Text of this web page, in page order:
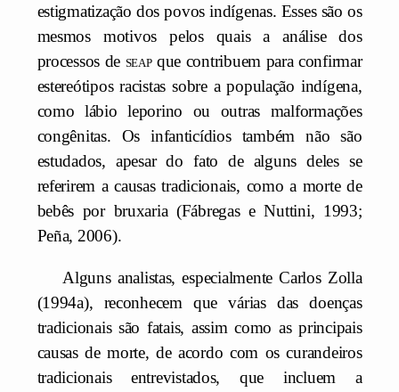
estigmatização dos povos indígenas. Esses são os
mesmos motivos pelos quais a análise dos
processos de seapque contribuem para confirmar
estereótipos racistas sobre a população indígena,
como lábio leporino ou outras malformações
congênitas. Os infanticídios também não são
estudados, apesar do fato de alguns deles se
referirem a causas tradicionais, como a morte de
bebês por bruxaria (Fábregas e Nuttini, 1993;
Peña, 2006).
Alguns analistas, especialmente Carlos Zolla
(1994a), reconhecem que várias das doenças
tradicionais são fatais, assim como as principais
causas de morte, de acordo com os curandeiros
tradicionais entrevistados, que incluem a